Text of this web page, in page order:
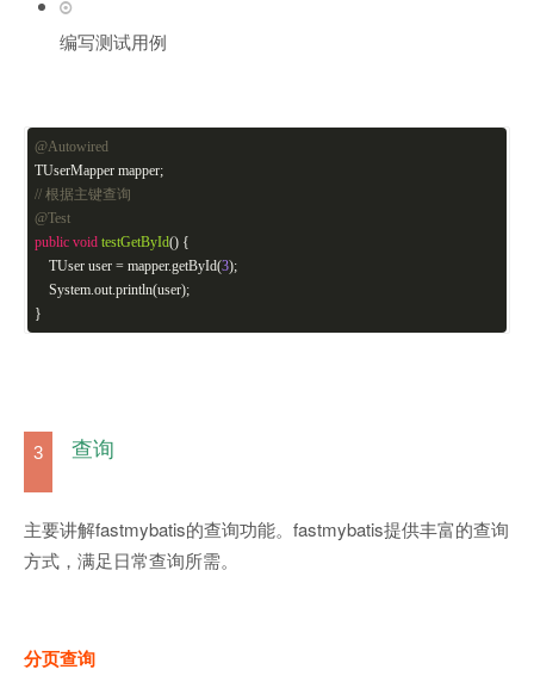
编写测试用例
@Autowired
TUserMapper mapper;
// 根据主键查询
@Test
public void testGetById() {
TUser user = mapper.getById(3);
System.out.println(user);
}
3 查询
主要讲解fastmybatis的查询功能。fastmybatis提供丰富的查询
方式，满足日常查询所需。
分页查询